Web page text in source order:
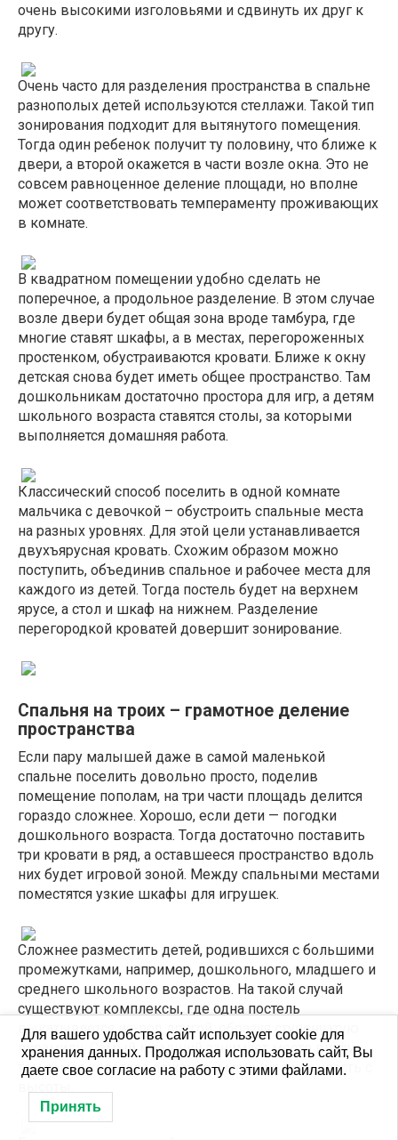
очень высокими изголовьями и сдвинуть их друг к
другу.
Очень часто для разделения пространства в спальне
разнополых детей используются стеллажи. Такой тип
зонирования подходит для вытянутого помещения.
Тогда один ребенок получит ту половину, что ближе к
двери, а второй окажется в части возле окна. Это не
совсем равноценное деление площади, но вполне
может соответствовать темпераменту проживающих
в комнате.
В квадратном помещении удобно сделать не
поперечное, а продольное разделение. В этом случае
возле двери будет общая зона вроде тамбура, где
многие ставят шкафы, а в местах, перегороженных
простенком, обустраиваются кровати. Ближе к окну
детская снова будет иметь общее пространство. Там
дошкольникам достаточно простора для игр, а детям
школьного возраста ставятся столы, за которыми
выполняется домашняя работа.
Классический способ поселить в одной комнате
мальчика с девочкой – обустроить спальные места
на разных уровнях. Для этой цели устанавливается
двухъярусная кровать. Схожим образом можно
поступить, объединив спальное и рабочее места для
каждого из детей. Тогда постель будет на верхнем
ярусе, а стол и шкаф на нижнем. Разделение
перегородкой кроватей довершит зонирование.
Спальня на троих – грамотное деление
пространства
Если пару малышей даже в самой маленькой
спальне поселить довольно просто, поделив
помещение пополам, на три части площадь делится
гораздо сложнее. Хорошо, если дети — погодки
дошкольного возраста. Тогда достаточно поставить
три кровати в ряд, а оставшееся пространство вдоль
них будет игровой зоной. Между спальными местами
поместятся узкие шкафы для игрушек.
Сложнее разместить детей, родившихся с большими
промежутками, например, дошкольного, младшего и
среднего школьного возрастов. На такой случай
существуют комплексы, где одна постель
выкатывается из-под другой, образуя ступенчатую
пирамиду. Самый младший занимает место внизу,
там самая короткая лежанка и меньше риск упасть с
Для вашего удобства сайт использует cookie для
хранения данных. Продолжая использовать сайт, Вы
даете свое согласие на работу с этими файлами.
Принять